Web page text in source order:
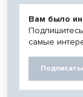
Вам было
самые